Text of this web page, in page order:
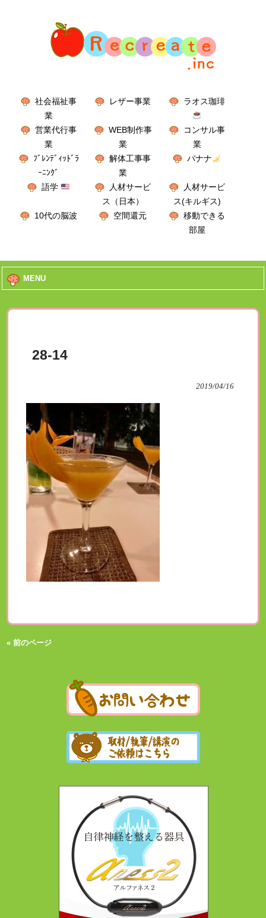
社会福祉事
業
レザー事業 ラオス珈琲
営業代行事
業
WEB制作事
業
コンサル事
業
ﾌﾞﾚﾝﾃﾞｨｯﾄﾞﾗ
ｰﾆﾝｸﾞ
解体工事事
業
バナナ
語学
人材サービ
ス（日本）
人材サービ
ス(キルギス)
10代の脳波
空間還元
移動できる
部屋
MENU
28-14
2019/04/16
« 前のページ